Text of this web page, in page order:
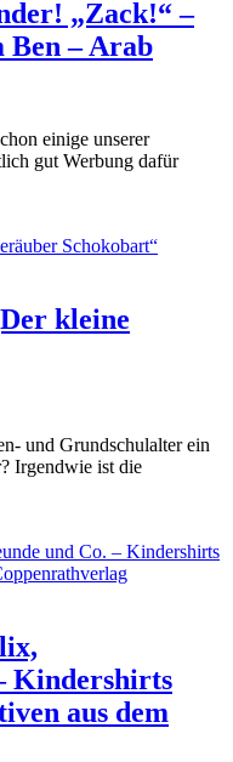
„Zack!“ –
– Arab
einige unserer
gut Werbung dafür
kleine
und Grundschulalter ein
Irgendwie ist die
Kindershirts
aus dem